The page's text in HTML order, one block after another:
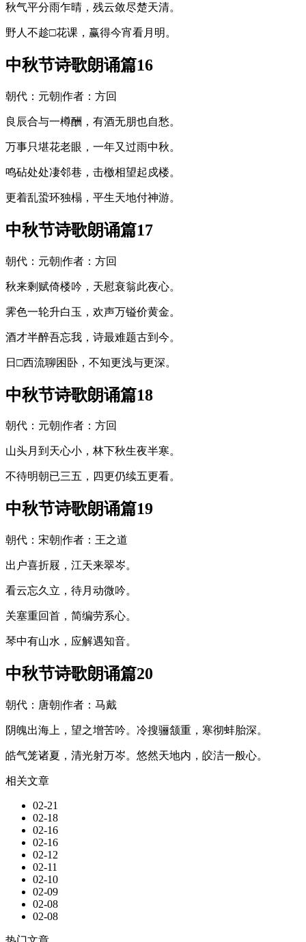
秋气平分雨乍晴，残云敛尽楚天清。
野人不趁□花课，赢得今宵看月明。
中秋节诗歌朗诵篇16
朝代：元朝|作者：方回
良辰合与一樽酬，有酒无朋也自愁。
万事只堪花老眼，一年又过雨中秋。
鸣砧处处凄邻巷，击檄相望起戍楼。
更着乱蛩环独榻，平生天地付神游。
中秋节诗歌朗诵篇17
朝代：元朝|作者：方回
秋来剩赋倚楼吟，天慰衰翁此夜心。
霁色一轮升白玉，欢声万镒价黄金。
酒才半醉吾忘我，诗最难题古到今。
日□西流聊困卧，不知更浅与更深。
中秋节诗歌朗诵篇18
朝代：元朝|作者：方回
山头月到天心小，林下秋生夜半寒。
不待明朝已三五，四更仍续五更看。
中秋节诗歌朗诵篇19
朝代：宋朝|作者：王之道
出户喜折屐，江天来翠岑。
看云忘久立，待月动微吟。
关塞重回首，简编劳系心。
琴中有山水，应解遇知音。
中秋节诗歌朗诵篇20
朝代：唐朝|作者：马戴
阴魄出海上，望之增苦吟。冷搜骊颔重，寒彻蚌胎深。
皓气笼诸夏，清光射万岑。悠然天地内，皎洁一般心。
相关文章
02-21
02-18
02-16
02-16
02-12
02-11
02-10
02-09
02-08
02-08